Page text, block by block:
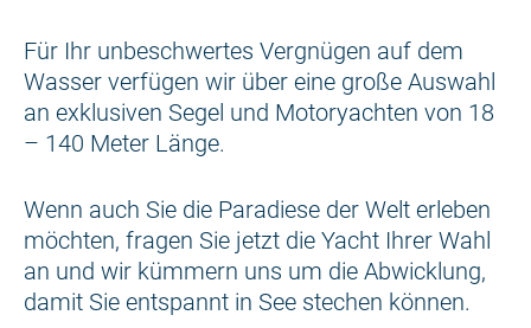
Für Ihr unbeschwertes Vergnügen auf dem
Wasser verfügen wir über eine große Auswahl
an exklusiven Segel und Motoryachten von 18
– 140 Meter Länge.
Wenn auch Sie die Paradiese der Welt erleben
möchten, fragen Sie jetzt die Yacht Ihrer Wahl
an und wir kümmern uns um die Abwicklung,
damit Sie entspannt in See stechen können.